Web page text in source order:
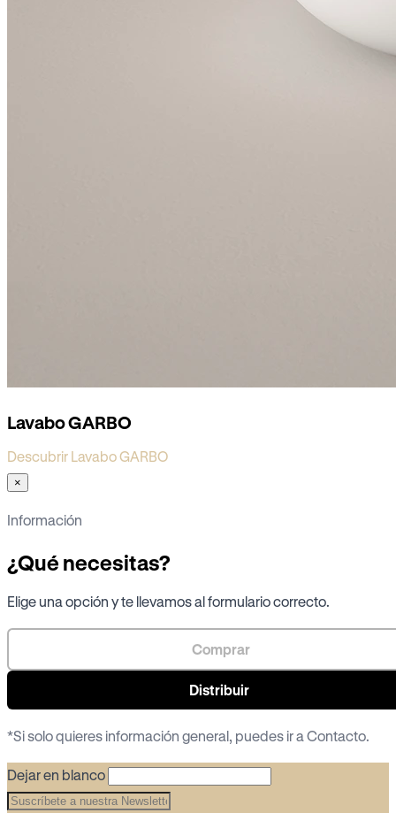
Lavabo GARBO
Descubrir Lavabo GARBO
×
Información
¿Qué necesitas?
Elige una opción y te llevamos al formulario correcto.
Comprar
Distribuir
*Si solo quieres información general, puedes ir aContacto.
Dejar en blanco